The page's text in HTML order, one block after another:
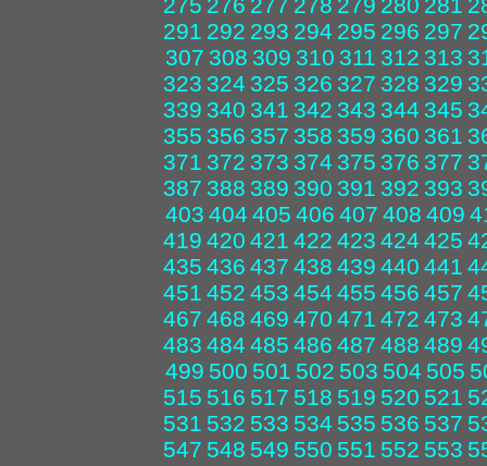
291 292 293 294 295 296 297
307 308 309 310 311 312 313
323 324 325 326 327 328 329
339 340 341 342 343 344 345
355 356 357 358 359 360 361
371 372 373 374 375 376 377
387 388 389 390 391 392 393
403 404 405 406 407 408 409
419 420 421 422 423 424 425
435 436 437 438 439 440 441
451 452 453 454 455 456 457
467 468 469 470 471 472 473
483 484 485 486 487 488 489
499 500 501 502 503 504 505
515 516 517 518 519 520 521
531 532 533 534 535 536 537
547 548 549 550 551 552 553